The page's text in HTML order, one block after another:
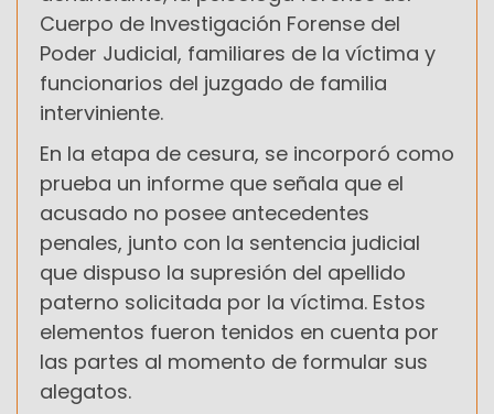
Cuerpo de Investigación Forense del
Poder Judicial, familiares de la víctima y
funcionarios del juzgado de familia
interviniente.
En la etapa de cesura, se incorporó como
prueba un informe que señala que el
acusado no posee antecedentes
penales, junto con la sentencia judicial
que dispuso la supresión del apellido
paterno solicitada por la víctima. Estos
elementos fueron tenidos en cuenta por
las partes al momento de formular sus
alegatos.